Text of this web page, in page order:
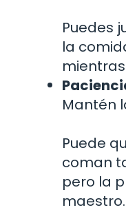
Puedes
la
Mantén
Puede
coman
pero la
maestro.